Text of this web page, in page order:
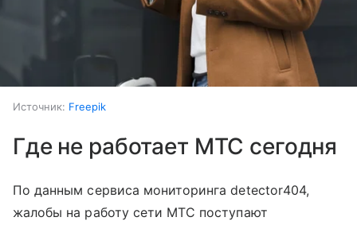
Источник: Freepik
Где не работает МТС сегодня
По данным сервиса мониторинга detector404,
жалобы на работу сети МТС поступают